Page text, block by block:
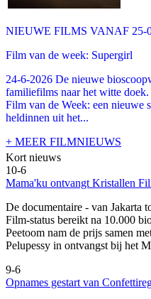
NIEUWE FILMS VANAF 25-
Film van de week: Supergirl
24-6-2026 De nieuwe
familiefilms naar het witte
Film van de Week: een nieuwe
heldinnen uit het...
+ MEER FILMNIEUWS
Kort nieuws
10-6
Mama'ku ontvangt Kristallen
De documentaire - van Jakarta
Film-status bereikt na 10.000
Peetoom nam de prijs samen
Pelupessy in ontvangst bij het
9-6
Opnames gestart van